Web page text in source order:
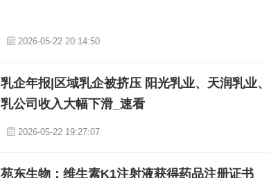
2026-05-22 20:14:50
乳企年报|区域乳企被挤压 阳光乳业、天润乳业
乳公司收入大幅下滑_速看
2026-05-22 19:27:07
苑东生物：维生素K1注射液获得药品注册证书